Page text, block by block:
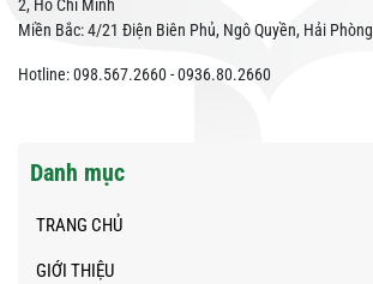
2, Hồ Chí Minh
Miền Bắc: 4/21 Điện Biên Phủ, Ngô Quyền, Hải Phòng
Hotline: 098.567.2660 - 0936.80.2660
Danh mục
TRANG CHỦ
GIỚI THIỆU